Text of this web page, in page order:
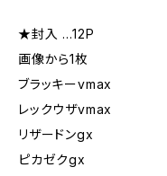
★封入 …12P
画像から1枚
ブラッキーvmax
レックウザvmax
リザードンgx
ピカゼクgx